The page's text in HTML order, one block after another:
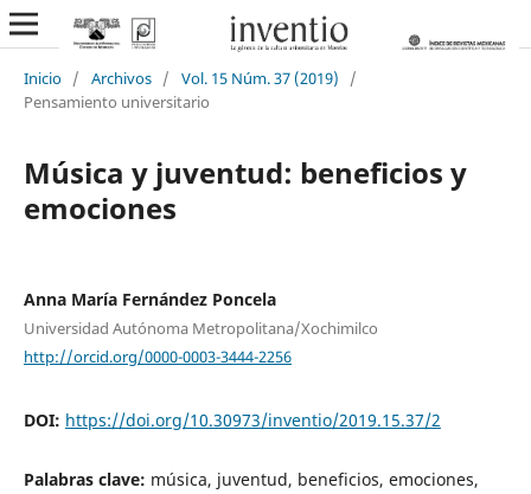
Inicio / Archivos / Vol. 15 Núm. 37 (2019)
/
Pensamiento universitario
Música y juventud: beneficios y
emociones
Anna María Fernández Poncela
Universidad Autónoma Metropolitana/Xochimilco
http://orcid.org/0000-0003-3444-2256
DOI: https://doi.org/10.30973/inventio/2019.15.37/2
Palabras clave: música, juventud, beneficios, emociones,